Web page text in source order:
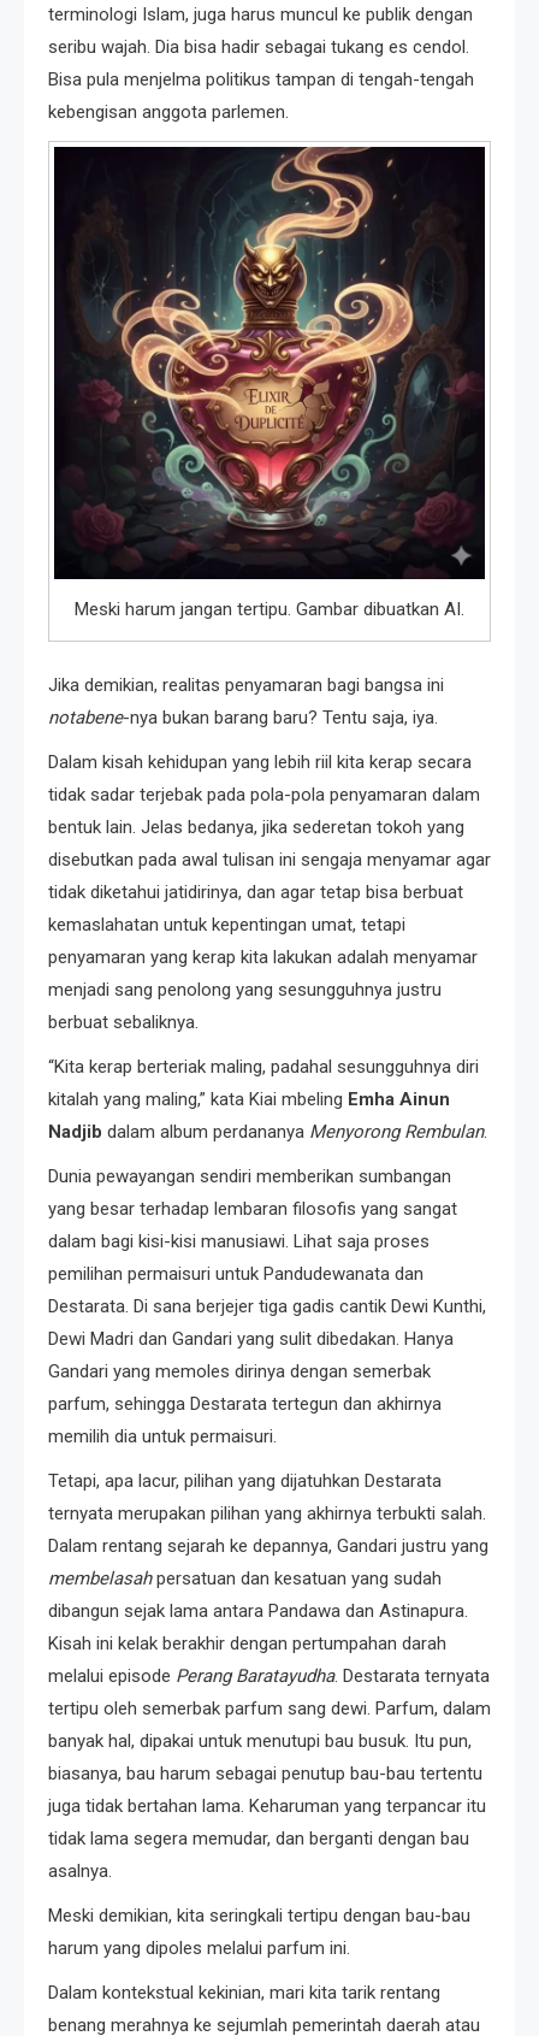
terminologi Islam, juga harus muncul ke publik dengan
seribu wajah. Dia bisa hadir sebagai tukang es cendol.
Bisa pula menjelma politikus tampan di tengah-tengah
kebengisan anggota parlemen.
Meski harum jangan tertipu. Gambar dibuatkan AI.
Jika demikian, realitas penyamaran bagi bangsa ini
notabene-nya bukan barang baru? Tentu saja, iya.
Dalam kisah kehidupan yang lebih riil kita kerap secara
tidak sadar terjebak pada pola-pola penyamaran dalam
bentuk lain. Jelas bedanya, jika sederetan tokoh yang
disebutkan pada awal tulisan ini sengaja menyamar agar
tidak diketahui jatidirinya, dan agar tetap bisa berbuat
kemaslahatan untuk kepentingan umat, tetapi
penyamaran yang kerap kita lakukan adalah menyamar
menjadi sang penolong yang sesungguhnya justru
berbuat sebaliknya.
“Kita kerap berteriak maling, padahal sesungguhnya diri
kitalah yang maling,” kata Kiai mbeling Emha Ainun
Nadjib dalam album perdananya Menyorong Rembulan.
Dunia pewayangan sendiri memberikan sumbangan
yang besar terhadap lembaran filosofis yang sangat
dalam bagi kisi-kisi manusiawi. Lihat saja proses
pemilihan permaisuri untuk Pandudewanata dan
Destarata. Di sana berjejer tiga gadis cantik Dewi Kunthi,
Dewi Madri dan Gandari yang sulit dibedakan. Hanya
Gandari yang memoles dirinya dengan semerbak
parfum, sehingga Destarata tertegun dan akhirnya
memilih dia untuk permaisuri.
Tetapi, apa lacur, pilihan yang dijatuhkan Destarata
ternyata merupakan pilihan yang akhirnya terbukti salah.
Dalam rentang sejarah ke depannya, Gandari justru yang
membelasahpersatuan dan kesatuan yang sudah
dibangun sejak lama antara Pandawa dan Astinapura.
Kisah ini kelak berakhir dengan pertumpahan darah
melalui episode Perang Baratayudha. Destarata ternyata
tertipu oleh semerbak parfum sang dewi. Parfum, dalam
banyak hal, dipakai untuk menutupi bau busuk. Itu pun,
biasanya, bau harum sebagai penutup bau-bau tertentu
juga tidak bertahan lama. Keharuman yang terpancar itu
tidak lama segera memudar, dan berganti dengan bau
asalnya.
Meski demikian, kita seringkali tertipu dengan bau-bau
harum yang dipoles melalui parfum ini.
Dalam kontekstual kekinian, mari kita tarik rentang
benang merahnya ke sejumlah pemerintah daerah atau